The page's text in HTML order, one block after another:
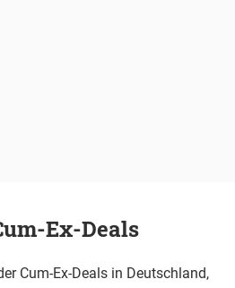
Ex-Deals
Cum-Ex-Deals in Deutschland,